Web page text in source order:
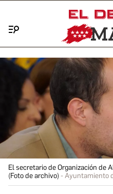
El secretario de Organización de
(Foto de archivo)
Ayuntamiento